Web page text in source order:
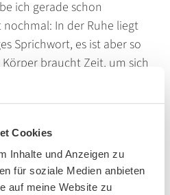
Cookies
Inhalte und Anzeigen zu
für soziale Medien anbieten
auf meine Website zu
ich gerade schon
In der Ruhe liegt
Sprichwort, es ist aber so
braucht Zeit, um sich
zu erholen.
wie einen Trainingstag.
Hier
Video zum Thema
habe.